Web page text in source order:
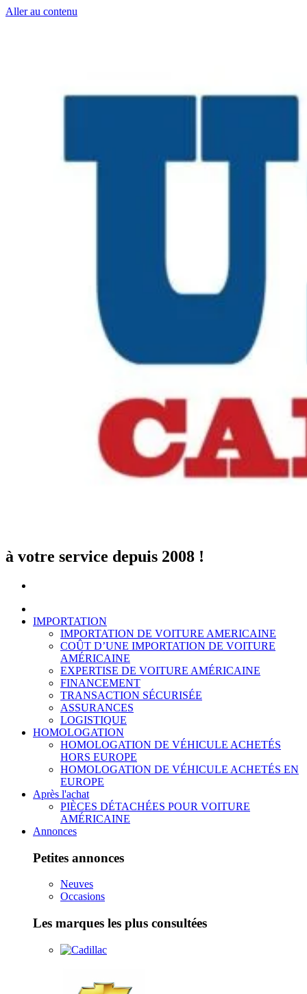
Aller au contenu
à votre service depuis 2008 !
IMPORTATION
IMPORTATION DE VOITURE AMERICAINE
COÛT D’UNE IMPORTATION DE VOITURE
AMÉRICAINE
EXPERTISE DE VOITURE AMÉRICAINE
FINANCEMENT
TRANSACTION SÉCURISÉE
ASSURANCES
LOGISTIQUE
HOMOLOGATION
HOMOLOGATION DE VÉHICULE ACHETÉS
HORS EUROPE
HOMOLOGATION DE VÉHICULE ACHETÉS EN
EUROPE
Après l'achat
PIÈCES DÉTACHÉES POUR VOITURE
AMÉRICAINE
Annonces
Petites annonces
Neuves
Occasions
Les marques les plus consultées